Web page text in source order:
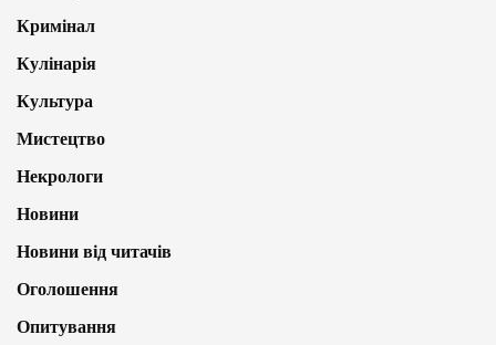
Кримінал
Кулінарія
Культура
Мистецтво
Некрологи
Новини
Новини від читачів
Оголошення
Опитування